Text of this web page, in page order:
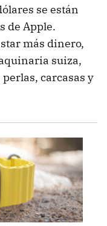
se están
de Apple.
más dinero,
suiza,
carcasas y